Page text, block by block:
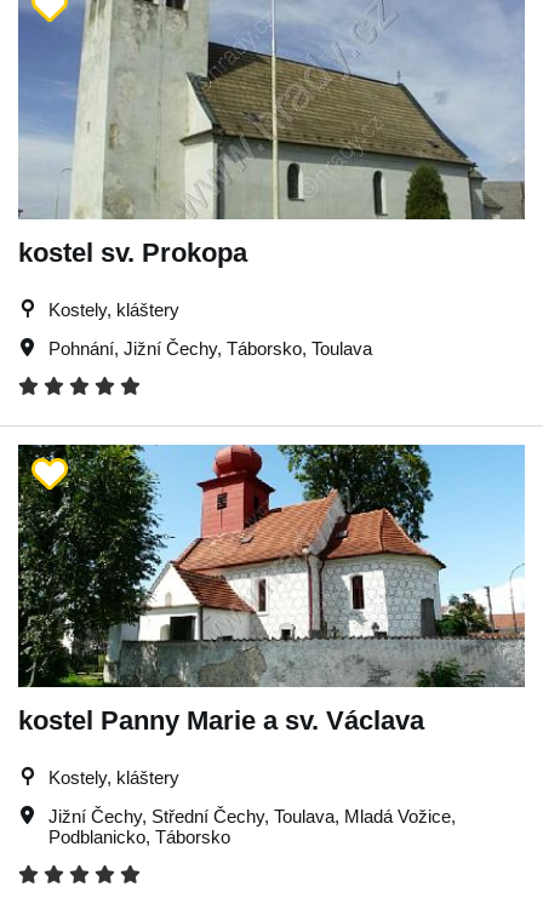
kostel sv. Prokopa
Kostely, kláštery
Pohnání, Jižní Čechy, Táborsko, Toulava
kostel Panny Marie a sv. Václava
Kostely, kláštery
Jižní Čechy, Střední Čechy, Toulava, Mladá Vožice,
Podblanicko, Táborsko